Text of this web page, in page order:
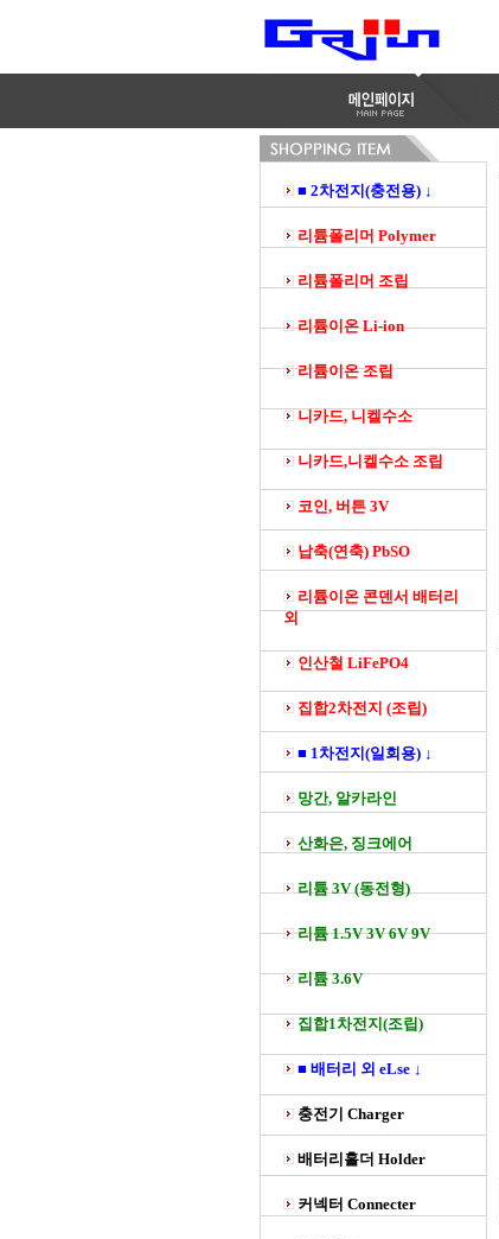
■ 2차전지(충전용) ↓
리튬폴리머 Polymer
리튬폴리머 조립
리튬이온 Li-ion
리튬이온 조립
니카드, 니켈수소
니카드,니켈수소 조립
코인, 버튼 3V
납축(연축) PbSO
리튬이온 콘덴서 배터리
외
인산철 LiFePO4
집합2차전지 (조립)
■ 1차전지(일회용) ↓
망간, 알카라인
산화은, 징크에어
리튬 3V (동전형)
리튬 1.5V 3V 6V 9V
리튬 3.6V
집합1차전지(조립)
■ 배터리 외 eLse ↓
충전기 Charger
배터리홀더 Holder
커넥터 Connecter